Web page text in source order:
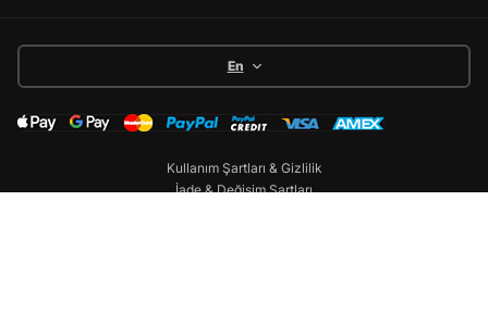
En
Kullanım Şartları & Gizlilik
İade & Değişim Şartları